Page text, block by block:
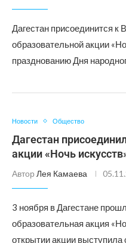
Дагестан присоединится к
образовательной акции
празднованию Дня
Новости Общество
Дагестан
акции «Ночь
Автор Лея Камаева
3 ноября в Дагестане
образовательная акция
открытии акции выступила